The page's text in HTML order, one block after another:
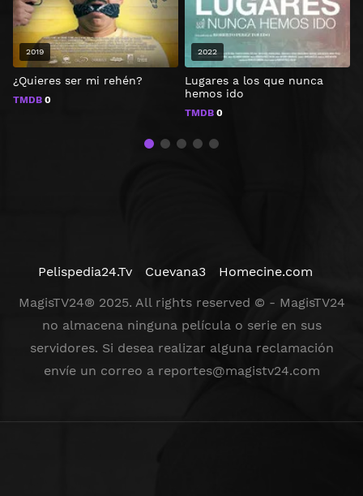
¿Quieres ser mi rehén?
TMDB 0
2019
Lugares a los que nunca
hemos ido
TMDB 0
2022
Pelispedia24.Tv Cuevana3
Homecine.com
MagisTV24® 2025. All rights reserved © - MagisTV24
no almacena ninguna película o serie en sus
servidores. Si desea realizar alguna reclamación
envíe un correo a reportes@magistv24.com